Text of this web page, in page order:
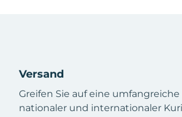
Versand
Greifen Sie auf eine umfangreiche
nationaler und internationaler